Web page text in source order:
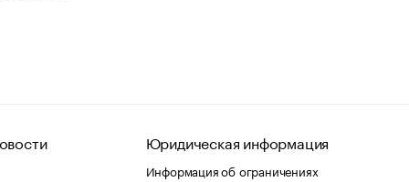
Юридическая информация
Информация об ограничениях